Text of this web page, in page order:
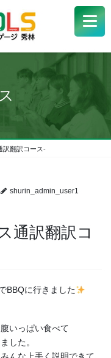
ス
訳翻訳コース-
shurin_admin_user1
通訳翻訳コ
BBQに行きました
いっぱい食べて
した。